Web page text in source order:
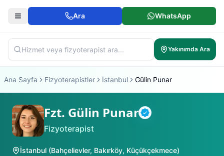
Ara WhatsApp
Yakınımda Ara
Ana Sayfa Fizyoterapistler İstanbul Gülin Punar
Fzt. Gülin Punar Doğrulanmış
Fizyoterapist
İstanbul (Bahçelievler, Bakırköy, Küçükçekmece)